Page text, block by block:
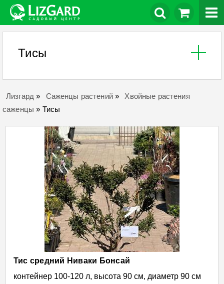
Тисы
Лизгард » Саженцы растений»
Хвойные растения
саженцы » Тисы
Тис средний Ниваки Бонсай
контейнер 100-120 л, высота 90 см, диаметр 90 см